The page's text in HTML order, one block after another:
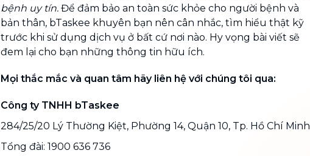
bệnh uy tín. Để đảm bảo an toàn sức khỏe cho người bệnh và
bản thân, bTaskee khuyên bạn nên cân nhắc, tìm hiểu thật kỹ
trước khi sử dụng dịch vụ ở bất cứ nơi nào. Hy vọng bài viết sẽ
đem lại cho bạn những thông tin hữu ích.
Mọi thắc mắc và quan tâm hãy liên hệ với chúng tôi qua:
Công ty TNHH bTaskee
284/25/20 Lý Thường Kiệt, Phường 14, Quận 10, Tp. Hồ Chí Minh
Tổng đài: 1900 636 736